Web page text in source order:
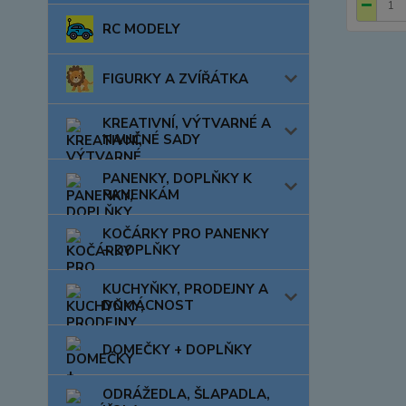
RC MODELY
FIGURKY A ZVÍŘÁTKA
KREATIVNÍ, VÝTVARNÉ A
NAUČNÉ SADY
PANENKY, DOPLŇKY K
PANENKÁM
KOČÁRKY PRO PANENKY
+ DOPLŇKY
KUCHYŇKY, PRODEJNY A
DOMÁCNOST
DOMEČKY + DOPLŇKY
ODRÁŽEDLA, ŠLAPADLA,